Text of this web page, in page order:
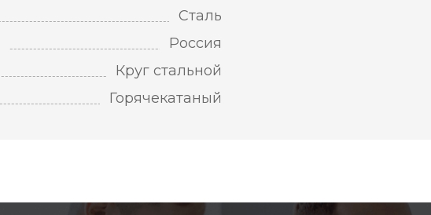
Сталь
Россия
Круг стальной
Горячекатаный